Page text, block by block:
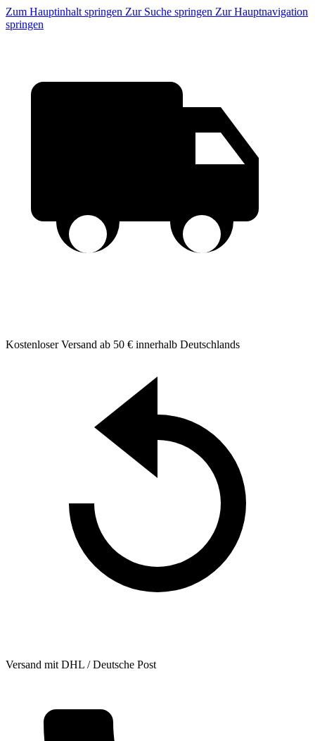
Zum Hauptinhalt springen Zur Suche springen Zur Hauptnavigation
springen
Kostenloser Versand ab 50 € innerhalb Deutschlands
Versand mit DHL / Deutsche Post